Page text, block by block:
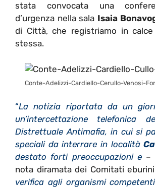
stata convocata una
d’urgenza nella sala Isaia
di Città, che registriamo in
stessa.
Conte-Adelizzi-Cardiello-Cerullo-Venosi-
“La notizia riportata da un
un’intercettazione telefonica
Distrettuale Antimafia, in cui si
speciali da interrare in località
destato forti preoccupazioni e–
nota diramata dei Comitati
verifica agli organismi